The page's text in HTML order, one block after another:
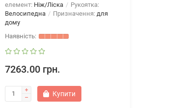
елемент: Ніж/Ліска
Рукоятка:
Велосипедна
Призначення: для
дому
7263.00 грн.
Купити